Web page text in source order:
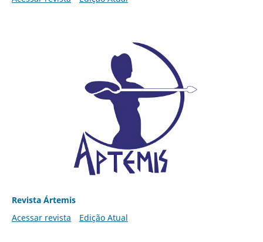
Revista Ártemis
Acessar revista
Edição Atual